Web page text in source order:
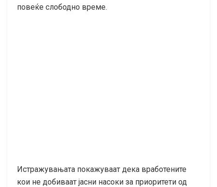
повеќе слободно време.
Истражувањата покажуваат дека вработените
кои не добиваат јасни насоки за приоритети од